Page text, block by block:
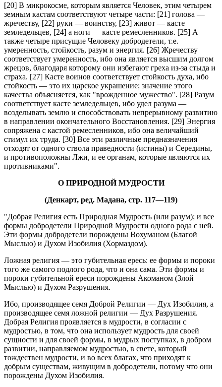
[20] В микрокосме, которым является Человек, этим четырем
земным кастам соответствуют четыре части: [21] голова —
жречеству, [22] руки — воинству, [23] живот — касте
земледельцев, [24] а ноги — касте ремесленников. [25] А
также четыре присущие Человеку добродетели, т.е.
умеренность, стойкость, разум и энергия. [26] Жречеству
соответствует умеренность, ибо она является высшим долгом
жрецов, благодаря которому они избегают греха из-за стыда и
страха. [27] Касте воинов соответствует стойкость духа, ибо
стойкость — это их царское украшение; значение этого
качества объясняется, как "врожденное мужество". [28] Разум
соответствует касте земледельцев, ибо удел разума —
возделывать землю и способствовать непрерывному развитию
в направлении окончательного Восстановления. [29] Энергия
сопряжена с кастой ремесленников, ибо она величайший
стимул их труда. [30] Все эти различные предназначения
отходят от одного ствола праведности (истины) и Середины,
и противоположны Лжи, и ее органам, которые являются их
противниками".
О ПРИРОДНОЙ МУДРОСТИ
(Денкарт, ред. Мадана, стр. 117—119)
"Добрая Религия есть Природная Мудрость (или разум); и все
формы добродетели Природной Мудрости одного рода с ней.
Эти формы добродетели порождены Вохуманом (Благой
Мыслью) и Духом Изобилия (Хормаздом).
Ложная религия — это губительная ересь: ее формы и пороки
того же самого подлого рода, что и она сама. Эти формы и
пороки губительной ереси порождены Акоманом (Злой
Мыслью) и Духом Разрушения.
Ибо, производящее семя Доброй Религии — Дух Изобилия, а
производящее семя ложной религии — Дух Разрушения.
Добрая Религия проявляется в мудрости, в согласии с
мудростью, в том, что она использует мудрость для своей
сущности и для своей формы, в мудрых поступках, в добром
развитии, направляемом мудростью, в свете, который
тождествен мудрости, и во всех благах, что приходят к
добрым существам, живущим в добродетели, потому что они
порождены Духом Изобилия.